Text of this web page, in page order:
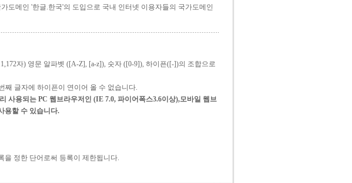
도메인 '한글.한국'의 도입으로 국내 인터넷 이용자들의 국가도메인
자) 영문 알파벳 ([A-Z], [a-z]), 숫자 ([0-9]), 하이픈([-])의 조합으로
째 글자에 하이픈이 연이어 올 수 없습니다.
사용되는 PC 웹브라우저인 (IE 7.0, 파이어폭스3.6이상),모바일 웹브
용할 수 있습니다.
을 정한 단어로써 등록이 제한됩니다.